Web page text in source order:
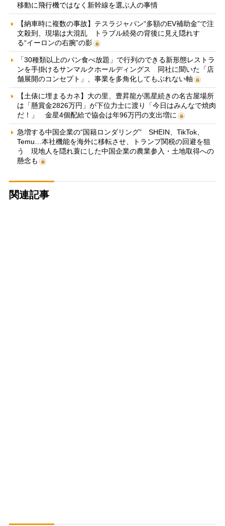
移動に飛行機ではなく新幹線を選ぶ人の事情
【納車時に複数の事故】テスラジャパン“多額のEV補助金”で注
文殺到、現場は大混乱 トラブル続発の背後に見え隠れす
る“イーロンの右腕”の影
「30種類以上のパン食べ放題」で行列のできる新形態レストラ
ンを手掛けるサンマルクホールディングス 同社に聞いた「店
舗展開のコンセプト」、事業を多角化してもぶれない軸
【土俵に埋まるカネ】大の里、豊昇龍が黒星続きの名古屋場所
は「懸賞金2826万円」が下位力士に渡り「今日はみんなで焼肉
だ！」 金星4個配給で協会は年96万円の支出増に
急増する中国企業の“国籍ロンダリング” SHEIN、TikTok、
Temu…本社機能を海外に移転させ、トランプ関税の回避を狙
う 現地人を隠れ蓑にした中国企業の農業参入・土地取得への
懸念も
関連記事